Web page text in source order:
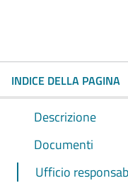
INDICE DELLA PAGINA
Descrizione
Documenti
Ufficio